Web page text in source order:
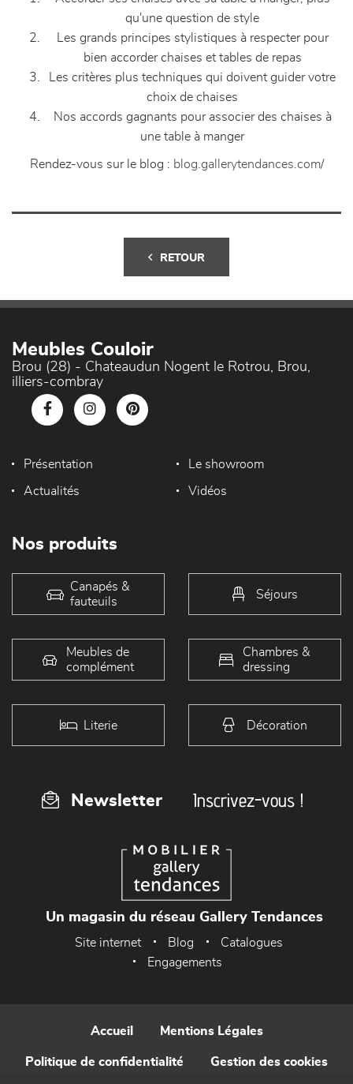
qu'une question de style
Les grands principes stylistiques à respecter pour
bien accorder chaises et tables de repas
Les critères plus techniques qui doivent guider votre
choix de chaises
Nos accords gagnants pour associer des chaises à
une table à manger
Rendez-vous sur le blog : blog.gallerytendances.com/
RETOUR
Meubles Couloir
Brou (28) - Chateaudun Nogent le Rotrou, Brou,
illiers-combray
Présentation Le showroom
Actualités Vidéos
Nos produits
Canapés &
fauteuils
Séjours
Meubles de
complément
Chambres &
dressing
Literie Décoration
Newsletter Inscrivez-vous !
Un magasin du réseau Gallery Tendances
Site internet Blog
Catalogues
Engagements
Accueil Mentions Légales
Politique de confidentialité Gestion des cookies